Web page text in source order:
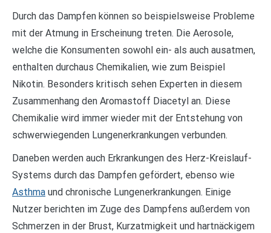
Durch das Dampfen können so beispielsweise Probleme
mit der Atmung in Erscheinung treten. Die Aerosole,
welche die Konsumenten sowohl ein- als auch ausatmen,
enthalten durchaus Chemikalien, wie zum Beispiel
Nikotin. Besonders kritisch sehen Experten in diesem
Zusammenhang den Aromastoff Diacetyl an. Diese
Chemikalie wird immer wieder mit der Entstehung von
schwerwiegenden Lungenerkrankungen verbunden.
Daneben werden auch Erkrankungen des Herz-Kreislauf-
Systems durch das Dampfen gefördert, ebenso wie
Asthma und chronische Lungenerkrankungen. Einige
Nutzer berichten im Zuge des Dampfens außerdem von
Schmerzen in der Brust, Kurzatmigkeit und hartnäckigem